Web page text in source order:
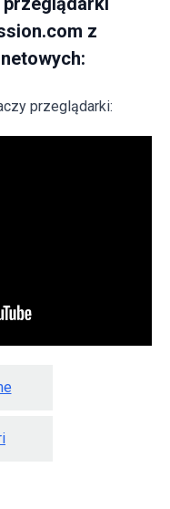
z
przeglądarki: